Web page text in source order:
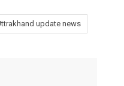
update news